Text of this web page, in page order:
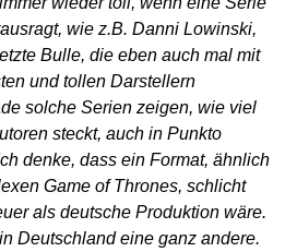
wie z.B. Danni Lowinski,
Bulle, die eben auch mal mit
und tollen Darstellern
solche Serien zeigen, wie viel
steckt, auch in Punkto
denke, dass ein Format, ähnlich
Game of Thrones, schlicht
als deutsche Produktion wäre.
Deutschland eine ganz andere.